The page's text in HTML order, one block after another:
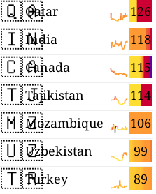
🇶🇦 126
Qatar
🇮🇳 118
India
🇨🇦 115
Canada
🇹🇯 114
Tajikistan
🇲🇿 106
Mozambique
🇺🇿 99
Uzbekistan
🇹🇷 89
Turkey